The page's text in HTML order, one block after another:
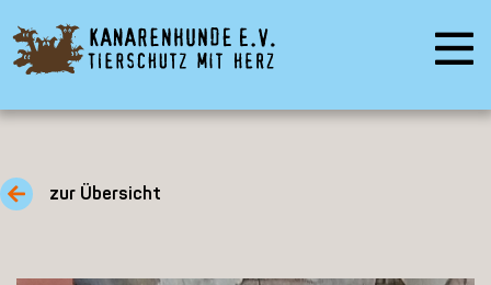
zur Übersicht